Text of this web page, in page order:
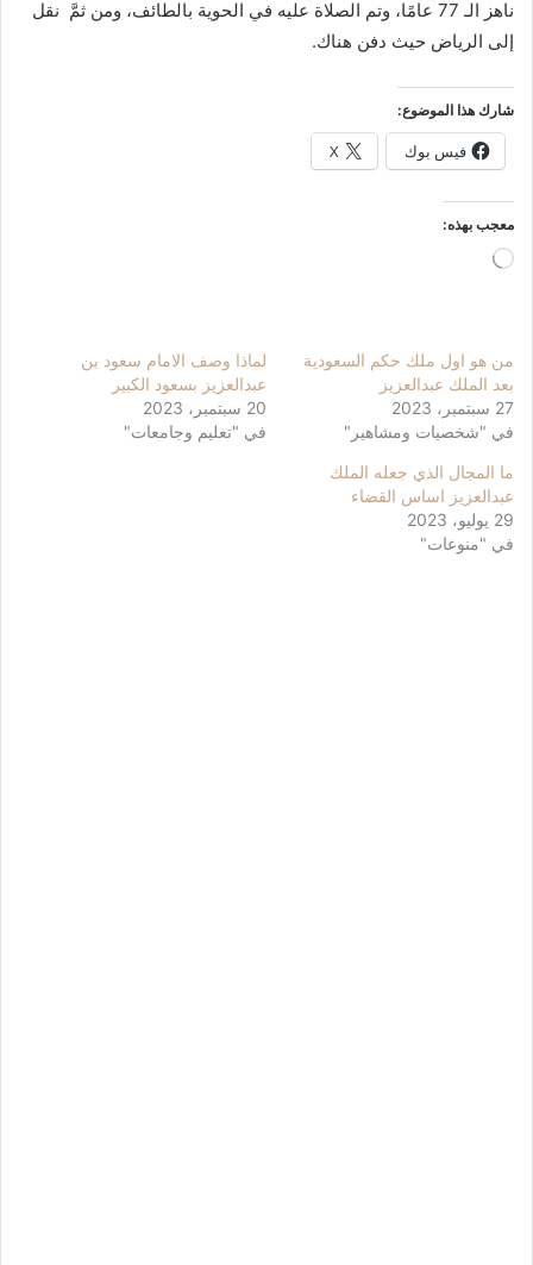
ناهز الـ 77 عامًا، وتم الصلاة عليه في الحوية بالطائف، ومن ثمَّ نقل
إلى الرياض حيث دفن هناك.
شارك هذا الموضوع:
فيس بوك X
معجب بهذه:
جاري
من هو اول ملك حكم السعودية
بعد الملك عبدالعزيز
27 سبتمبر، 2023
في "شخصيات ومشاهير"
لماذا وصف الامام سعود بن
عبدالعزيز بسعود الكبير
20 سبتمبر، 2023
في "تعليم وجامعات"
ما المجال الذي جعله الملك
عبدالعزيز اساس القضاء
29 يوليو، 2023
في "منوعات"